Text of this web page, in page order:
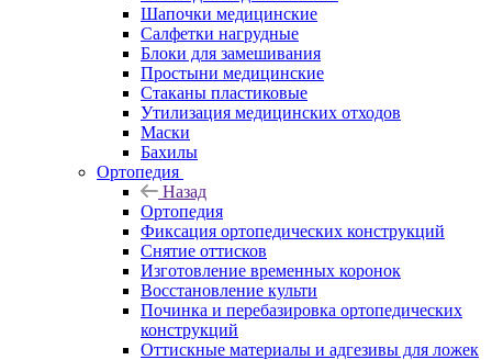
Шапочки медицинские
Салфетки нагрудные
Блоки для замешивания
Простыни медицинские
Стаканы пластиковые
Утилизация медицинских отходов
Маски
Бахилы
Ортопедия
Назад
Ортопедия
Фиксация ортопедических конструкций
Снятие оттисков
Изготовление временных коронок
Восстановление культи
Починка и перебазировка ортопедических
конструкций
Оттискные материалы и адгезивы для ложек